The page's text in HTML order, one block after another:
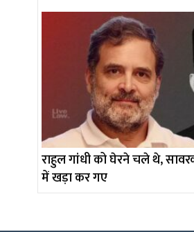
राहुल गांधी को घेरने चले थे,
में खड़ा कर गए